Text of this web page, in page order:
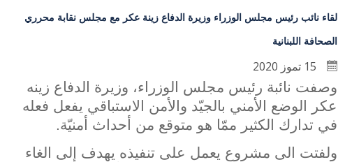
لقاء نائب رئيس مجلس الوزراء وزيرة الدفاع زينة عكر مع مجلس نقابة محرري
الصحافة اللبنانية
وصفت نائبة رئيس مجلس الوزراء، وزيرة الدفاع زينه
عكر الوضع الأمني بالجيّد والأمن الاستباقي يفعل فعله
في تدارك الكثير ممّا هو متوقع من أحداث أمنيّة.
ولفتت الى مشروع يعمل على تنفيذه يهدف إلى الغاء